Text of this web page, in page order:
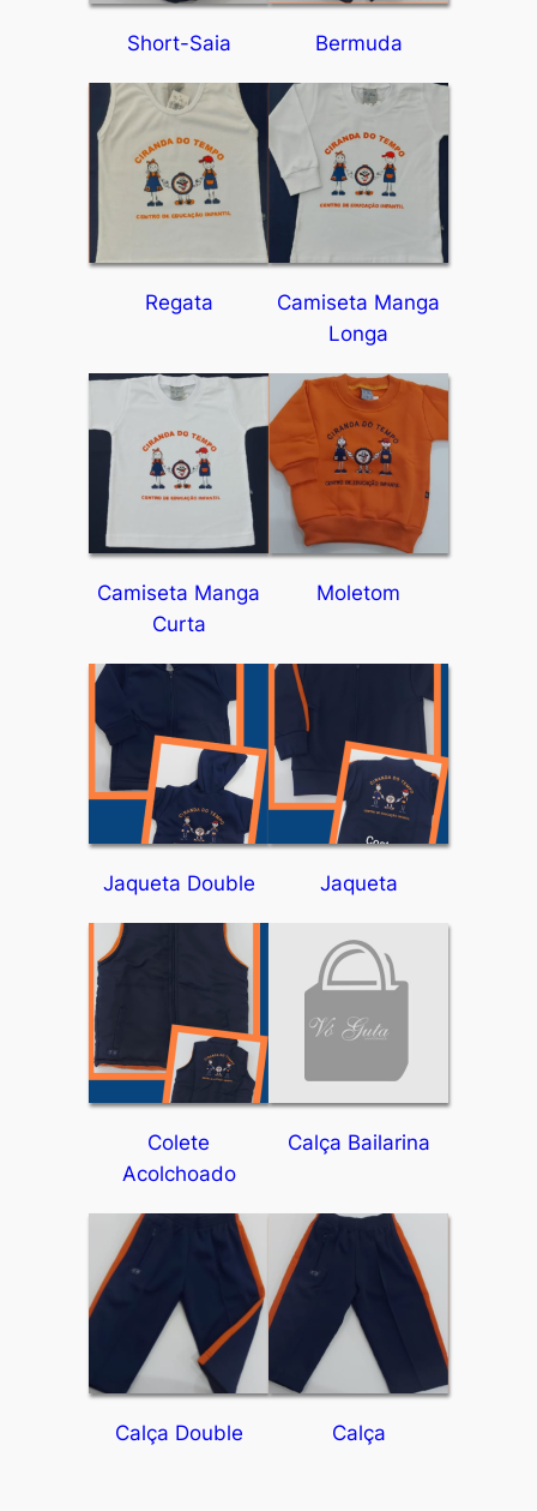
Short-Saia Bermuda
Regata
Camiseta Manga
Longa
Camiseta Manga
Curta
Moletom
Jaqueta Double Jaqueta
Colete
Acolchoado
Calça Bailarina
Calça Double Calça